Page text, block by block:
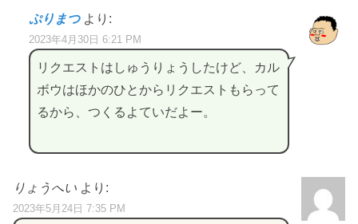
ぷりまつ より:
2023年4月30日 6:21 PM
リクエストはしゅうりょうしたけど、カル
ボウはほかのひとからリクエストもらって
るから、つくるよていだよー。
りょうへい より:
2023年5月24日 7:35 PM